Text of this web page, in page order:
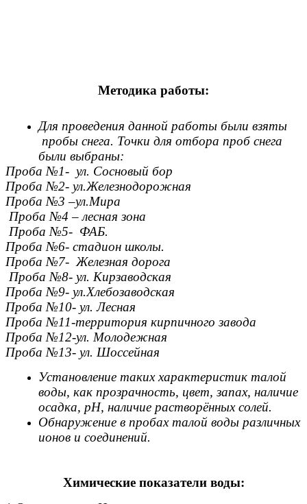
Методика работы:
Для проведения данной работы были взяты
пробы снега. Точки для отбора проб снега
были выбраны:
Проба №1- ул. Сосновый бор
Проба №2- ул.Железнодорожная
Проба №3 –ул.Мира
Проба №4 – лесная зона
Проба №5- ФАБ.
Проба №6- стадион школы.
Проба №7- Железная дорога
Проба №8- ул. Кирзаводская
Проба №9- ул.Хлебозаводская
Проба №10- ул. Лесная
Проба №11-территория кирпичного завода
Проба №12-ул. Молодежная
Проба №13- ул. Шоссейная
Установление таких характеристик талой
воды, как прозрачность, цвет, запах, наличие
осадка, рH, наличие растворённых солей.
Обнаружение в пробах талой воды различных
ионов и соединений.
Химические показатели воды: